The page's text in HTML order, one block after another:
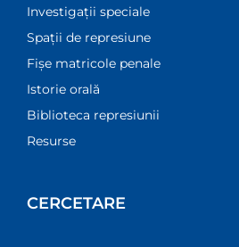
Investigații speciale
Spații de represiune
Fișe matricole penale
Istorie orală
Biblioteca represiunii
Resurse
CERCETARE